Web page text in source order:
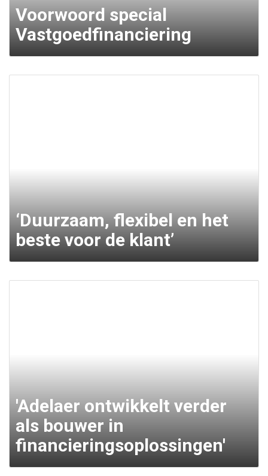
Voorwoord special
Vastgoedfinanciering
‘Duurzaam, flexibel en het
beste voor de klant’
'Adelaer ontwikkelt verder
als bouwer in
financieringsoplossingen'